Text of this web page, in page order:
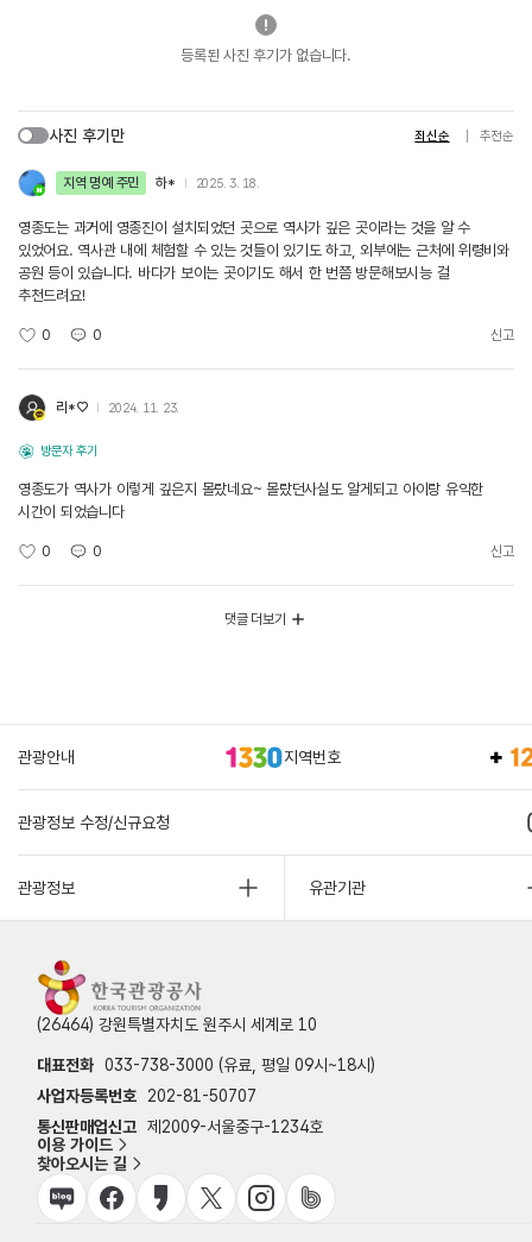
등록된 사진 후기가 없습니다.
사진 후기만 최신순 추천순
지역 명예 주민 하* 2025. 3. 18.
영종도는 과거에 영종진이 설치되었던 곳으로 역사가 깊은 곳이라는 것을 알 수
있었어요. 역사관 내에 체험할 수 있는 것들이 있기도 하고, 외부에는 근처에 위령비와
공원 등이 있습니다. 바다가 보이는 곳이기도 해서 한 번쯤 방문해보시능 걸
추천드려요!
0 0 신고
리*♡ 2024. 11. 23.
방문자 후기
영종도가 역사가 이렇게 깊은지 몰랐네요~ 몰랐던사실도 알게되고 아이랑 유익한
시간이 되었습니다
0 0 신고
댓글 더보기
관광안내 지역번호
관광정보 수정/신규요청
관광정보 유관기관
(26464) 강원특별자치도 원주시 세계로 10
대표전화 033-738-3000 (유료, 평일 09시~18시)
사업자등록번호
202-81-50707
통신판매업신고 제2009-서울중구-1234호
이용 가이드
찾아오시는 길